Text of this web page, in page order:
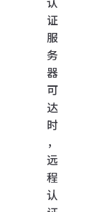
证
服
务
器
可
达
时
，
远
程
认